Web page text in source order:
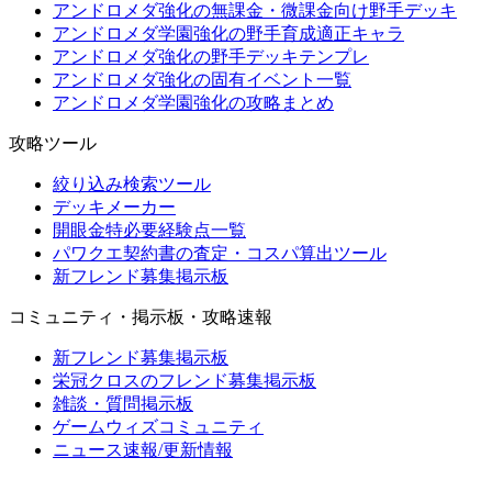
アンドロメダ強化の無課金・微課金向け野手デッキ
アンドロメダ学園強化の野手育成適正キャラ
アンドロメダ強化の野手デッキテンプレ
アンドロメダ強化の固有イベント一覧
アンドロメダ学園強化の攻略まとめ
攻略ツール
絞り込み検索ツール
デッキメーカー
開眼金特必要経験点一覧
パワクエ契約書の査定・コスパ算出ツール
新フレンド募集掲示板
コミュニティ・掲示板・攻略速報
新フレンド募集掲示板
栄冠クロスのフレンド募集掲示板
雑談・質問掲示板
ゲームウィズコミュニティ
ニュース速報/更新情報